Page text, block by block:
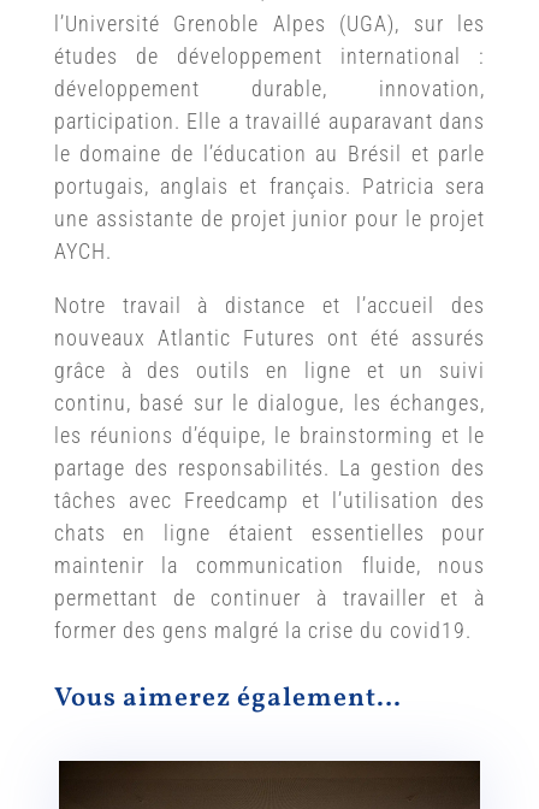
l’Université Grenoble Alpes (UGA), sur les
études de développement international :
développement durable, innovation,
participation. Elle a travaillé auparavant dans
le domaine de l’éducation au Brésil et parle
portugais, anglais et français. Patricia sera
une assistante de projet junior pour le projet
AYCH.
Notre travail à distance et l’accueil des
nouveaux Atlantic Futures ont été assurés
grâce à des outils en ligne et un suivi
continu, basé sur le dialogue, les échanges,
les réunions d’équipe, le brainstorming et le
partage des responsabilités. La gestion des
tâches avec Freedcamp et l’utilisation des
chats en ligne étaient essentielles pour
maintenir la communication fluide, nous
permettant de continuer à travailler et à
former des gens malgré la crise du covid19.
Vous aimerez également…